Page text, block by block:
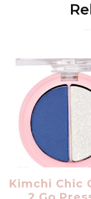
Kimchi Chic